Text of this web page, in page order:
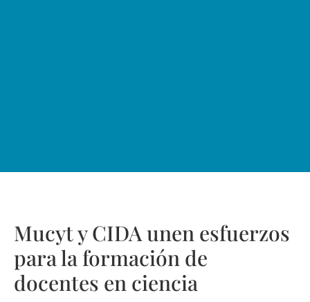
Mucyt y CIDA unen esfuerzos
para la formación de
docentes en ciencia